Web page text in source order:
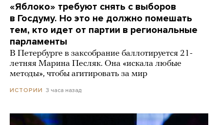
«Яблоко» требуют снять с выборов
в Госдуму. Но это не должно помешать
тем, кто идет от партии в региональные
парламенты
В Петербурге в заксобрание баллотируется 21-
летняя Марина Песляк. Она «искала любые
методы», чтобы агитировать за мир
ИСТОРИИ 3 часа назад